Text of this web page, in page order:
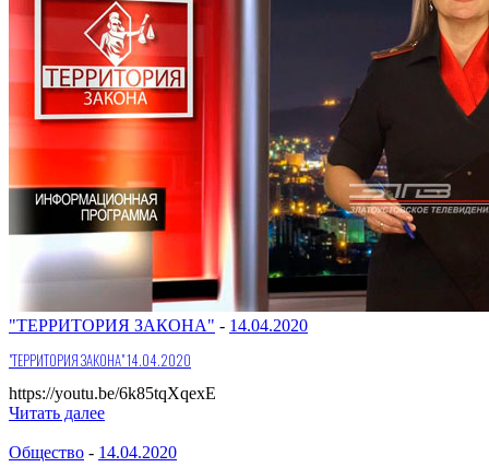
"ТЕРРИТОРИЯ ЗАКОНА" - 14.04.2020
"ТЕРРИТОРИЯ ЗАКОНА" 14.04.2020
https://youtu.be/6k85tqXqexE
Читать далее
Общество - 14.04.2020